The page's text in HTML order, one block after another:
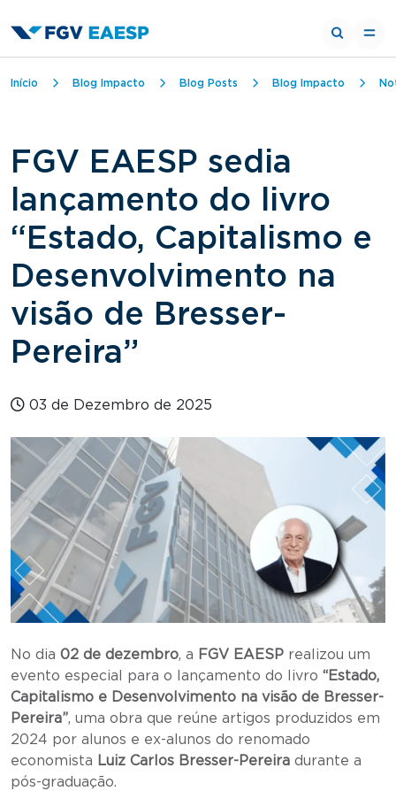
Trilha de navegação
Início Blog Impacto Blog Posts Blog Impacto
FGV EAESP sedia
lançamento do livro
“Estado, Capitalismo e
Desenvolvimento na
visão de Bresser-
Pereira”
03 de Dezembro de 2025
No dia 02 de dezembro, a FGV EAESP realizou um
evento especial para o lançamento do livro “Estado,
Capitalismo e Desenvolvimento na visão de Bresser-
Pereira”, uma obra que reúne artigos produzidos em
2024 por alunos e ex-alunos do renomado
economista Luiz Carlos Bresser-Pereira durante a
pós-graduação.